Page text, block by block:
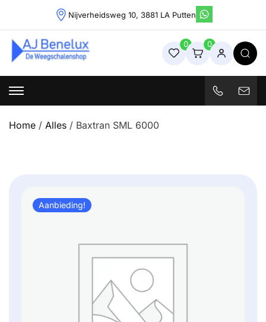
content
Nijverheidsweg 10, 3881 LA Putten
Weegschalenshop | Precisieweegschalen & Industriële
Weegoplossingen
0 0
Home / Alles / Baxtran SML 6000
Aanbieding!